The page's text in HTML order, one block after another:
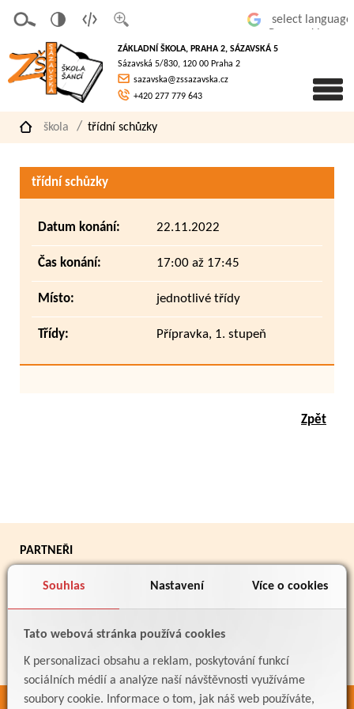
Souhlas Nastavení Více o cookies
Tato webová stránka používá cookies
K personalizaci obsahu a reklam, poskytování funkcí
sociálních médií a analýze naší návštěvnosti využíváme
soubory cookie. Informace o tom, jak náš web používáte,
písmo
á
verze
pro
slaboz
raké
ZÁKLADNÍ ŠKOLA, PRAHA 2, SÁZAVSKÁ 5
Sázavská 5/830, 120 00 Praha 2
sazavska@zssazavska.cz
+420 277 779 643
škola třídní schůzky
třídní schůzky
Datum konání: 22.11.2022
Čas konání: 17:00 až 17:45
Místo: jednotlivé třídy
Třídy: Přípravka, 1. stupeň
Zpět
PARTNEŘI